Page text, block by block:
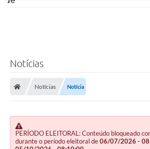
Notícias
Notícias Notícia
PERÍODO ELEITORAL: Conteúdo bloqueado
durante o período eleitoral de06/07/2026 -